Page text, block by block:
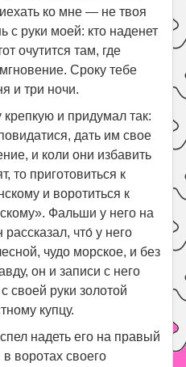
ко мне — не твоя
с руки моей: кто наденет
очутится там, где
Сроку тебе
и три ночи.
и придумал так:
дать им свое
и коли они избавить
то приготовиться к
и воротиться к
Фальши у него на
что́ у него
чудо морское, и без
он и записи с него
своей руки золотой
купцу.
надеть его на правый
воротах своего